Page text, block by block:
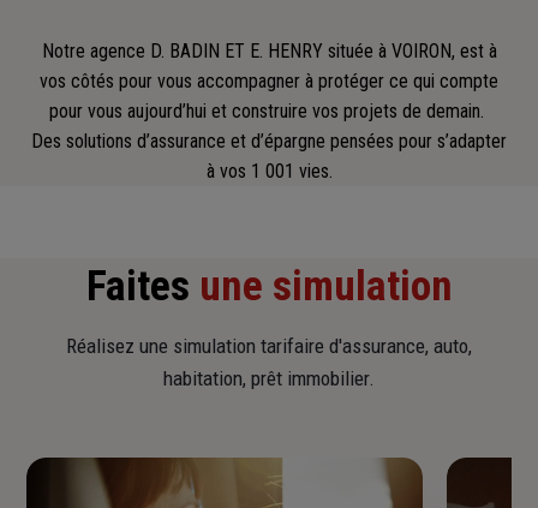
Notre agence D. BADIN ET E. HENRY située à VOIRON, est à
vos côtés pour vous accompagner à protéger ce qui compte
pour vous aujourd’hui et construire vos projets de demain.
Des solutions d’assurance et d’épargne pensées pour s’adapter
à vos 1 001 vies.
Faites une simulation
Réalisez une simulation tarifaire d'assurance, auto,
habitation, prêt immobilier.